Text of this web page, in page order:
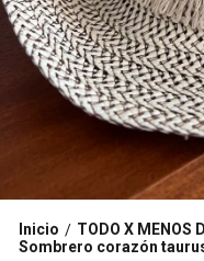
Inicio / TODO X MENOS
Sombrero corazón